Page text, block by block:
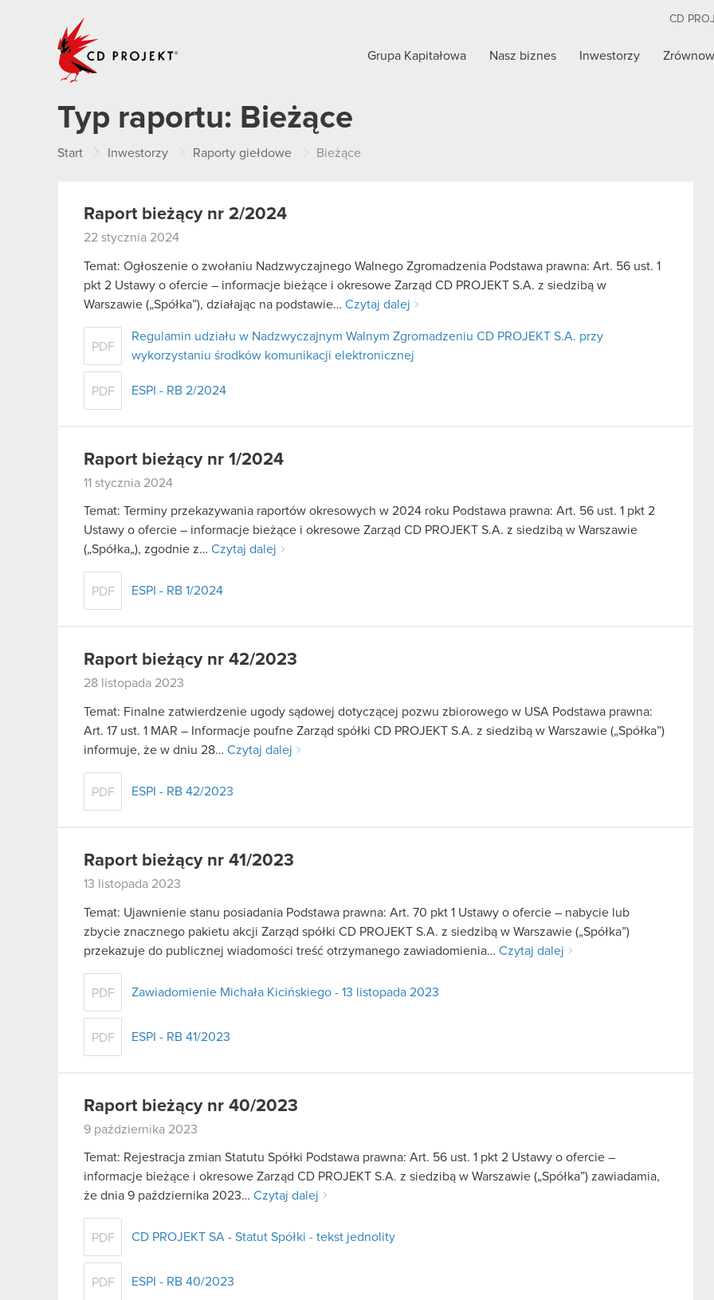
CD
Grupa Kapitałowa Nasz biznes Inwestorzy
Typ raportu: Bieżące
Start Inwestorzy Raporty giełdowe Bieżące
Raport bieżący nr 2/2024
22 stycznia 2024
Temat: Ogłoszenie o zwołaniu Nadzwyczajnego Walnego Zgromadzenia Podstawa prawna: Art. 56 ust. 1
pkt 2 Ustawy o ofercie – informacje bieżące i okresowe Zarząd CD PROJEKT S.A. z siedzibą w
Warszawie („Spółka”), działając na podstawie… Czytaj dalej
PDF
Regulamin udziału w Nadzwyczajnym Walnym Zgromadzeniu CD PROJEKT S.A. przy
wykorzystaniu środków komunikacji elektronicznej
PDF ESPI - RB 2/2024
Raport bieżący nr 1/2024
11 stycznia 2024
Temat: Terminy przekazywania raportów okresowych w 2024 roku Podstawa prawna: Art. 56 ust. 1 pkt 2
Ustawy o ofercie – informacje bieżące i okresowe Zarząd CD PROJEKT S.A. z siedzibą w Warszawie
(„Spółka„), zgodnie z… Czytaj dalej
PDF ESPI - RB 1/2024
Raport bieżący nr 42/2023
28 listopada 2023
Temat: Finalne zatwierdzenie ugody sądowej dotyczącej pozwu zbiorowego w USA Podstawa prawna:
Art. 17 ust. 1 MAR – Informacje poufne Zarząd spółki CD PROJEKT S.A. z siedzibą w Warszawie („Spółka”)
informuje, że w dniu 28… Czytaj dalej
PDF ESPI - RB 42/2023
Raport bieżący nr 41/2023
13 listopada 2023
Temat: Ujawnienie stanu posiadania Podstawa prawna: Art. 70 pkt 1 Ustawy o ofercie – nabycie lub
zbycie znacznego pakietu akcji Zarząd spółki CD PROJEKT S.A. z siedzibą w Warszawie („Spółka”)
przekazuje do publicznej wiadomości treść otrzymanego zawiadomienia… Czytaj dalej
PDF Zawiadomienie Michała Kicińskiego - 13 listopada 2023
PDF ESPI - RB 41/2023
Raport bieżący nr 40/2023
9 października 2023
Temat: Rejestracja zmian Statutu Spółki Podstawa prawna: Art. 56 ust. 1 pkt 2 Ustawy o ofercie –
informacje bieżące i okresowe Zarząd CD PROJEKT S.A. z siedzibą w Warszawie („Spółka”) zawiadamia,
że dnia 9 października 2023… Czytaj dalej
PDF CD PROJEKT SA - Statut Spółki - tekst jednolity
PDF ESPI - RB 40/2023